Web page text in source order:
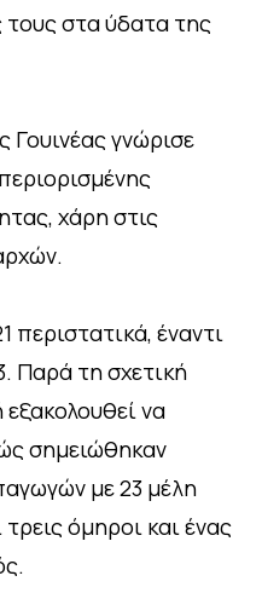
τους στα ύδατα της
Γουινέας γνώρισε
χάρη στις
περιστατικά, έναντι
Παρά τη σχετική
να
σημειώθηκαν
με 23 μέλη
όμηροι και ένας